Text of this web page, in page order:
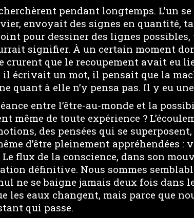
pendant longtemps. L’un
envoyait des signes en quantité,
pour dessiner des lignes
signifier. À un certain moment
crurent que le recoupement avait eu
il écrivait un mot, il pensait que la
quant à elle n’y pensa pas. Il y eu
entre l’être-au-monde et la
même de toute expérience ?
des pensées qui se
d’être pleinement appréhendées :
flux de la conscience, dans son
définitive. Nous sommes
ne se baigne jamais deux fois dans
les eaux changent, mais parce que
qui passe.